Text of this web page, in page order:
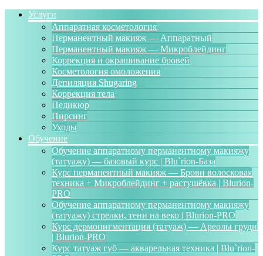
Услуги
Аппаратная косметология
Перманентный макияж — Аппаратный
Перманентный макияж — Микроблейдинг
Коррекция и окрашивание бровей
Косметология омоложения
Депиляция Shugaring
Коррекция тела
Педикюр
Пирсинг
Уходы
Обучение
Обучение аппаратному перманентному макияжу
(татуажу) — базовый курс | Blu`rion-База
Курс перманентный макияж — Брови волосковая
техника + Микроблейдинг + растушёвка | Blurion-
PRO
Обучение аппаратному перманентному макияжу
(татуажу) стрелки, тени на веко | Blurion-PRO
Курс дермопигментация (татуаж) — Ареолы груди
| Blurion-PRO
Курс татуаж губ — акварельная техника | Blu`rion-